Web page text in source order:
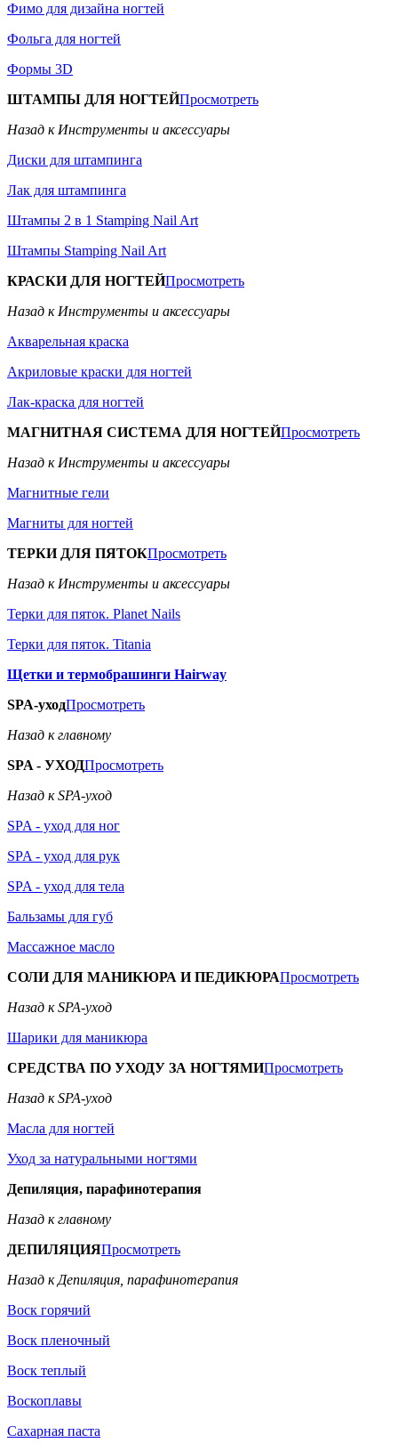
Фимо для дизайна ногтей
Фольга для ногтей
Формы 3D
ШТАМПЫ ДЛЯ НОГТЕЙПросмотреть
Назад к Инструменты и аксессуары
Диски для штампинга
Лак для штампинга
Штампы 2 в 1 Stamping Nail Art
Штампы Stamping Nail Art
КРАСКИ ДЛЯ НОГТЕЙПросмотреть
Назад к Инструменты и аксессуары
Акварельная краска
Акриловые краски для ногтей
Лак-краска для ногтей
МАГНИТНАЯ СИСТЕМА ДЛЯ НОГТЕЙПросмотреть
Назад к Инструменты и аксессуары
Магнитные гели
Магниты для ногтей
ТЕРКИ ДЛЯ ПЯТОКПросмотреть
Назад к Инструменты и аксессуары
Терки для пяток. Planet Nails
Терки для пяток. Titania
Щетки и термобрашинги Hairway
SPA-уходПросмотреть
Назад к главному
SPA - УХОДПросмотреть
Назад к SPA-уход
SPA - уход для ног
SPA - уход для рук
SPA - уход для тела
Бальзамы для губ
Массажное масло
СОЛИ ДЛЯ МАНИКЮРА И ПЕДИКЮРАПросмотреть
Назад к SPA-уход
Шарики для маникюра
СРЕДСТВА ПО УХОДУ ЗА НОГТЯМИПросмотреть
Назад к SPA-уход
Масла для ногтей
Уход за натуральными ногтями
Депиляция, парафинотерапия
Назад к главному
ДЕПИЛЯЦИЯПросмотреть
Назад к Депиляция, парафинотерапия
Воск горячий
Воск пленочный
Воск теплый
Воскоплавы
Сахарная паста